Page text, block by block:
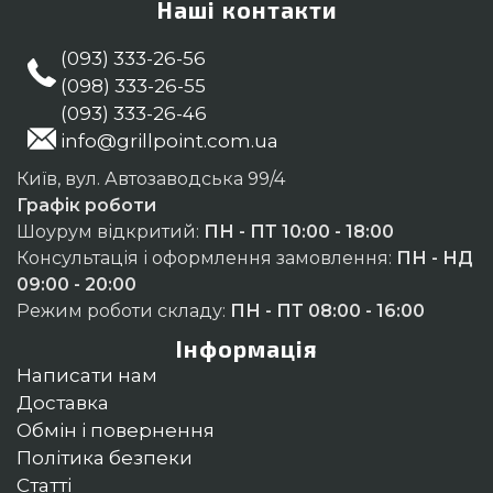
Наші контакти
(093) 333-26-56
(098) 333-26-55
(093) 333-26-46
info@grillpoint.com.ua
Київ, вул. Автозаводська 99/4
Графік роботи
Шоурум відкритий: ПН - ПТ 10:00 - 18:00
Консультація і оформлення замовлення: ПН - НД
09:00 - 20:00
Режим роботи складу: ПН - ПТ 08:00 - 16:00
Інформація
Написати нам
Доставка
Обмін і повернення
Політика безпеки
Статті